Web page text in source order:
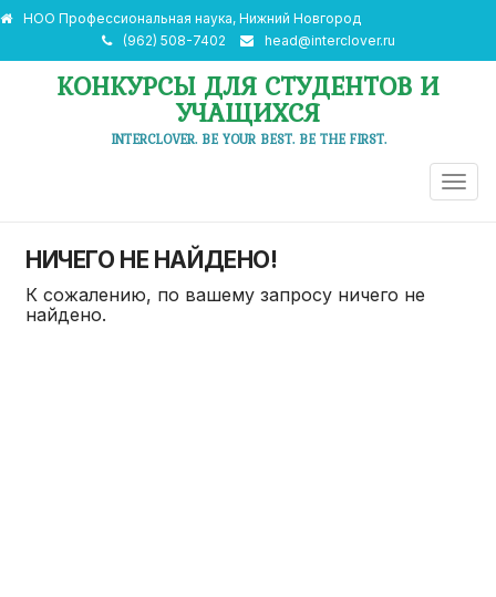
НОО Профессиональная наука, Нижний Новгород
(962) 508-7402
head@interclover.ru
КОНКУРСЫ ДЛЯ СТУДЕНТОВ И
УЧАЩИХСЯ
INTERCLOVER. BE YOUR BEST. BE THE FIRST.
НИЧЕГО НЕ НАЙДЕНО!
К сожалению, по вашему запросу ничего не
найдено.